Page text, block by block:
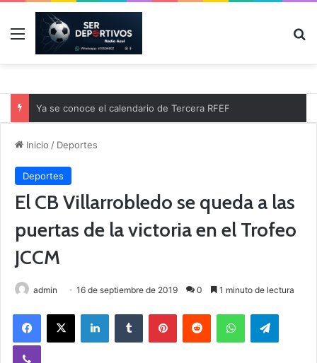
Menú
Ya se conoce el calendario de Tercera RFEF
Inicio / Deportes
Deportes
El CB Villarrobledo se queda a las
puertas de la victoria en el Trofeo
JCCM
admin 16 de septiembre de 2019 0 1 minuto de lectura